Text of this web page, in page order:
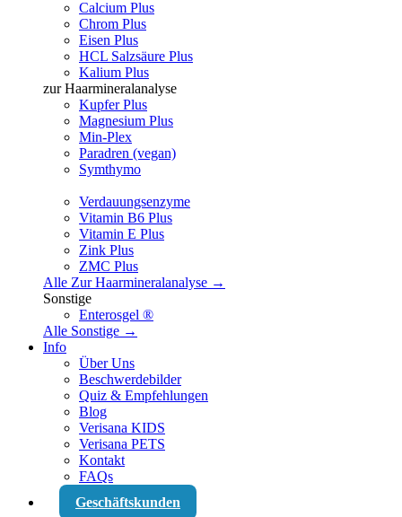
Calcium Plus
Chrom Plus
Eisen Plus
HCL Salzsäure Plus
Kalium Plus
zur Haarmineralanalyse
Kupfer Plus
Magnesium Plus
Min-Plex
Paradren (vegan)
Symthymo
Verdauungsenzyme
Vitamin B6 Plus
Vitamin E Plus
Zink Plus
ZMC Plus
Alle Zur Haarmineralanalyse →
Sonstige
Enterosgel ®
Alle Sonstige →
Info
Über Uns
Beschwerdebilder
Quiz & Empfehlungen
Blog
Verisana KIDS
Verisana PETS
Kontakt
FAQs
Geschäftskunden